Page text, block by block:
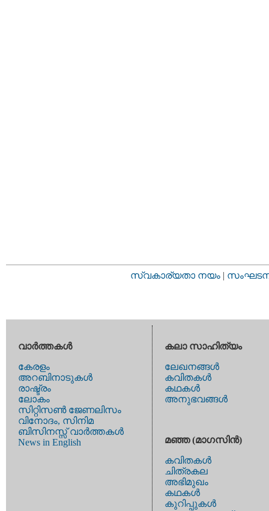
സ്വകാര്യതാ നയം |
വാര്‍ത്തകള്‍
കേരളം
അറബിനാടുകള്‍
രാഷ്ട്രം
ലോകം
സിറ്റിസണ്‍ ജേണലിസം
വിനോദം, സിനിമ
ബിസിനസ്സ് വാര്‍ത്തകള്‍
News in English
കലാ സാഹിത്യം
ലേഖനങ്ങള്‍
കവിതകള്‍
കഥകള്‍
അനുഭവങ്ങള്‍
മഞ്ഞ (മാഗസിന്‍)
കവിതകള്‍
ചിത്രകല
അഭിമുഖം
കഥകള്‍
കുറിപ്പുകള്‍